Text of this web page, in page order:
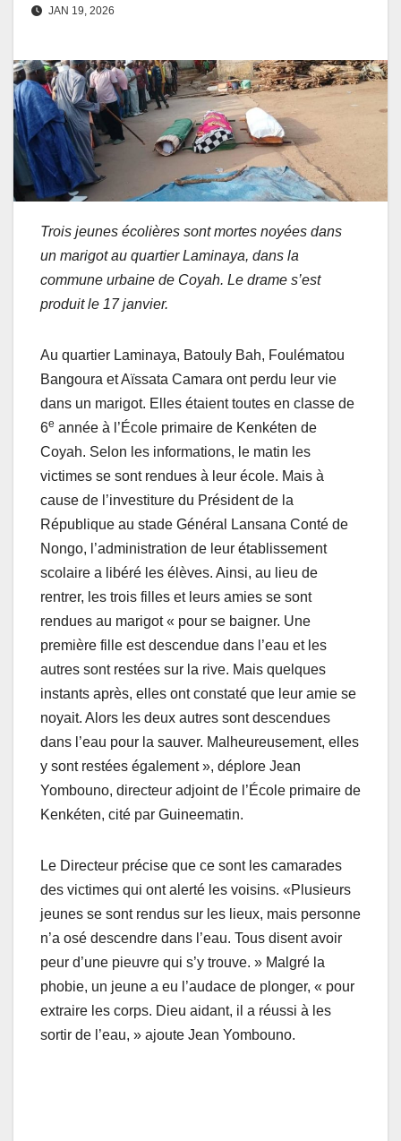
JAN 19, 2026
Trois jeunes écolières sont mortes noyées dans
un marigot au quartier Laminaya, dans la
commune urbaine de Coyah. Le drame s’est
produit le 17 janvier.
Au quartier Laminaya, Batouly Bah, Foulématou
Bangoura et Aïssata Camara ont perdu leur vie
dans un marigot. Elles étaient toutes en classe de
6e année à l’École primaire de Kenkéten de
Coyah. Selon les informations, le matin les
victimes se sont rendues à leur école. Mais à
cause de l’investiture du Président de la
République au stade Général Lansana Conté de
Nongo, l’administration de leur établissement
scolaire a libéré les élèves. Ainsi, au lieu de
rentrer, les trois filles et leurs amies se sont
rendues au marigot « pour se baigner. Une
première fille est descendue dans l’eau et les
autres sont restées sur la rive. Mais quelques
instants après, elles ont constaté que leur amie se
noyait. Alors les deux autres sont descendues
dans l’eau pour la sauver. Malheureusement, elles
y sont restées également », déplore Jean
Yombouno, directeur adjoint de l’École primaire de
Kenkéten, cité par Guineematin.
Le Directeur précise que ce sont les camarades
des victimes qui ont alerté les voisins. «Plusieurs
jeunes se sont rendus sur les lieux, mais personne
n’a osé descendre dans l’eau. Tous disent avoir
peur d’une pieuvre qui s’y trouve. » Malgré la
phobie, un jeune a eu l’audace de plonger, « pour
extraire les corps. Dieu aidant, il a réussi à les
sortir de l’eau, » ajoute Jean Yombouno.